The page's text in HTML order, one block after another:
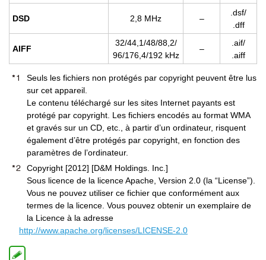
DSD 2,8 MHz –
.dsf/
.dff
AIFF
32/44,1/48/88,2/
96/176,4/192 kHz
–
.aif/
.aiff
Seuls les fichiers non protégés par copyright peuvent être lus
sur cet appareil.
Le contenu téléchargé sur les sites Internet payants est
protégé par copyright. Les fichiers encodés au format WMA
et gravés sur un CD, etc., à partir d’un ordinateur, risquent
également d’être protégés par copyright, en fonction des
paramètres de l’ordinateur.
Copyright [2012] [D&M Holdings. Inc.]
Sous licence de la licence Apache, Version 2.0 (la “License”).
Vous ne pouvez utiliser ce fichier que conformément aux
termes de la licence. Vous pouvez obtenir un exemplaire de
la Licence à la adresse
http://www.apache.org/licenses/LICENSE-2.0